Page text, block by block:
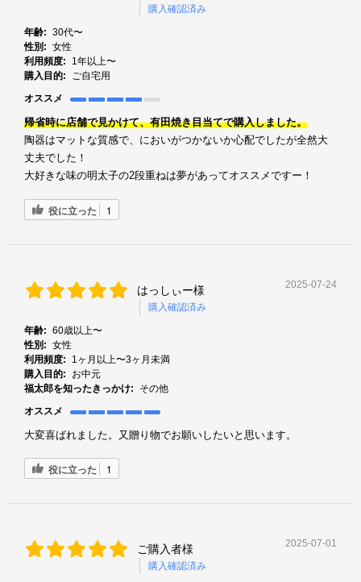
購入確認済み
年齢: 30代〜
性別: 女性
利用頻度:
1年以上〜
購入目的:
ご自宅用
オススメ
帰省時に店舗で見かけて、有田焼き目当てで購入しました。
陶器はマットな質感で、においがつかないか心配でしたが全然大
丈夫でした！
大好きな味の明太子の2段重ねは夢があってオススメですー！
役に立った 1
はっしぃー様
購入確認済み
2025-07-24
年齢: 60歳以上〜
性別: 女性
利用頻度:
1ヶ月以上〜3ヶ月未満
購入目的:
お中元
福太郎を知ったきっかけ:
その他
オススメ
大変喜ばれました。又贈り物でお願いしたいと思います。
役に立った 1
ご購入者様
購入確認済み
2025-07-01